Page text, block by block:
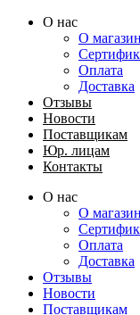
Перейти
содержимому
О нас
О
Оплата
Доставка
Отзывы
Новости
Поставщикам
Юр. лицам
Контакты
О нас
О
Оплата
Доставка
Отзывы
Новости
Поставщикам